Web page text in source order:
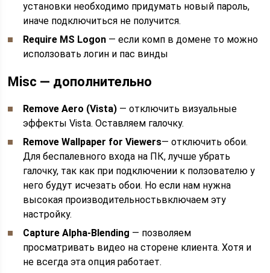
установки необходимо придумать новый пароль,
иначе подключиться не получится.
Require MS Logon — если комп в домене то можно
исползовать логин и пас винды
Misc — дополнительно
Remove Aero (Vista) — отключить визуальные
эффекты Vista. Оставляем галочку.
Remove Wallpaper for Viewers— отключить обои.
Для беспалевного входа на ПК, лучше убрать
галочку, так как при подключении к ползователю у
него будут исчезать обои. Но если нам нужна
высокая производительностьвключаем эту
настройку.
Capture Alpha-Blending — позволяем
просматривать видео на сторене клиента. Хотя и
не всегда эта опция работает.